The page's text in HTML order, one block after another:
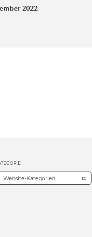
2022
Website-Kategorien